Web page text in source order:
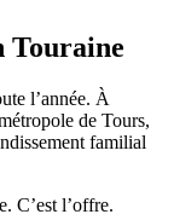
Touraine
l’année. À
de Tours,
familial
C’est l’offre.